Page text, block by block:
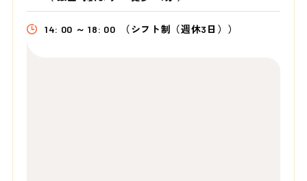
14: 00 ～ 18: 00 （シフト制（週休3日））